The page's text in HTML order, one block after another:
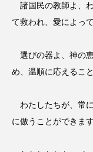
諸国民の教師よ、
て救われ、愛によっ
選びの器よ、神の
め、温順に応えるこ
わたしたちが、常
に倣うことができま